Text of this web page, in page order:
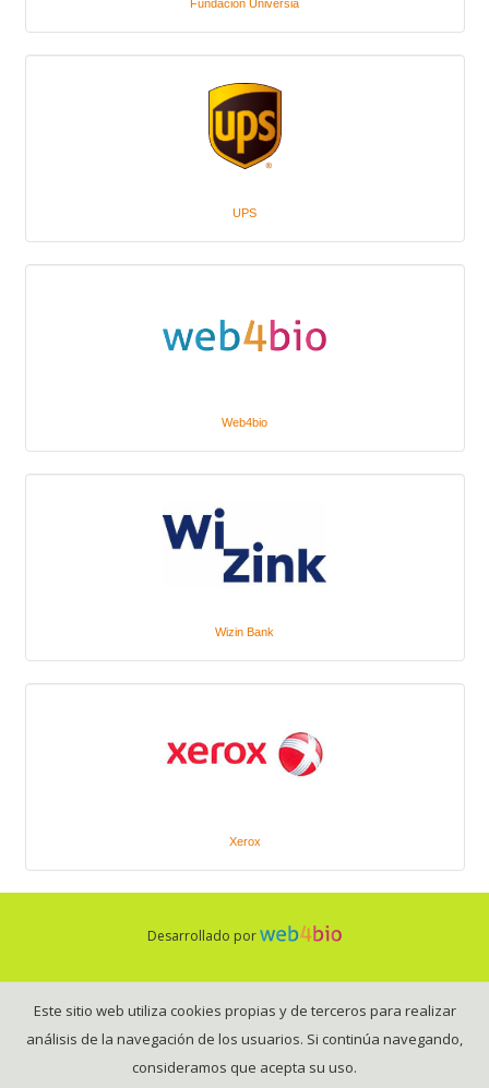
Fundación Universia
UPS
Web4bio
Wizin Bank
Xerox
Desarrollado por
Este sitio web utiliza cookies propias y de terceros para realizar
análisis de la navegación de los usuarios. Si continúa navegando,
consideramos que acepta su uso.